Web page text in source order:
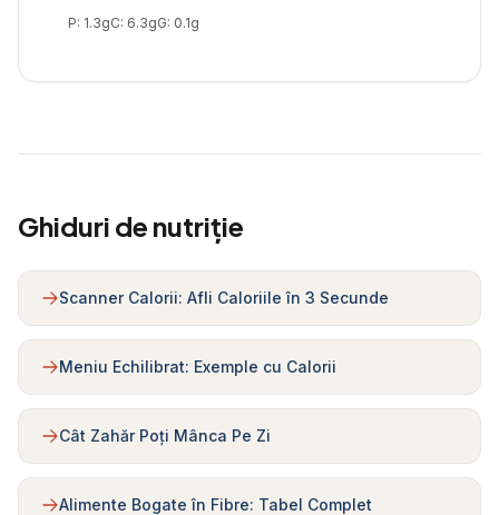
P: 1.3gC: 6.3gG: 0.1g
Ghiduri de nutriție
Scanner Calorii: Afli Caloriile în 3 Secunde
Meniu Echilibrat: Exemple cu Calorii
Cât Zahăr Poți Mânca Pe Zi
Alimente Bogate în Fibre: Tabel Complet